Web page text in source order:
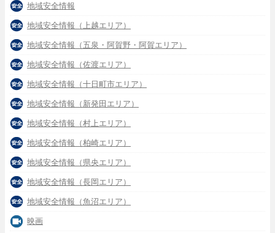
地域安全情報
地域安全情報（上越エリア）
地域安全情報（五泉・阿賀野・阿賀エリア）
地域安全情報（佐渡エリア）
地域安全情報（十日町市エリア）
地域安全情報（新発田エリア）
地域安全情報（村上エリア）
地域安全情報（柏崎エリア）
地域安全情報（県央エリア）
地域安全情報（長岡エリア）
地域安全情報（魚沼エリア）
映画